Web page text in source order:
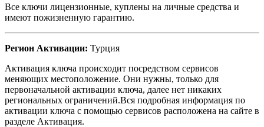
Все ключи лицензионные, куплены на личные средства и
имеют пожизненную гарантию.
Регион Активации: Турция
Активация ключа происходит посредством сервисов
меняющих местоположение. Они нужны, только для
первоначальной активации ключа, далее нет никаких
региональных ограничений.Вся подробная информация по
активации ключа с помощью сервисов расположена на сайте в
разделе Активация.